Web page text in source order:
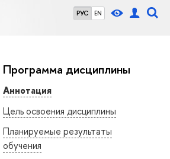
РУС EN
Программа дисциплины
Аннотация
Цель освоения дисциплины
Планируемые результаты
обучения